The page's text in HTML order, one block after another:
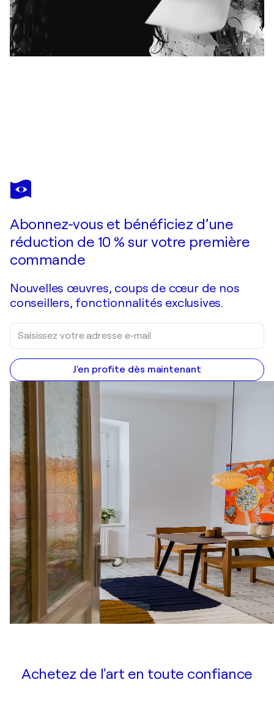
SARA VOSS
New angle
Abonnez-vous et bénéficiez d’une
réduction de 10 % sur votre première
commande
Nouvelles œuvres, coups de cœur de nos
conseillers, fonctionnalités exclusives.
J'en profite dès maintenant
Achetez de l'art en toute confiance